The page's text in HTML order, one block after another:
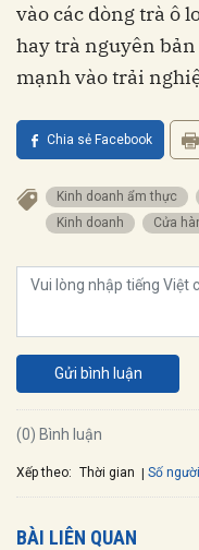
vào các dòng trà ô
hay trà nguyên
mạnh vào trải
Chia sẻ Facebook
kinh doanh ẩm thực
kinh doanh
cửa
Gửi bình luận
(0) Bình luận
Xếp theo: Thời gian Số
BÀI LIÊN QUAN